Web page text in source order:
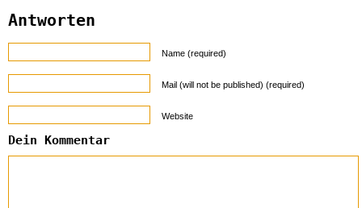
Antworten
Name (required)
Mail (will not be published) (required)
Website
Dein Kommentar